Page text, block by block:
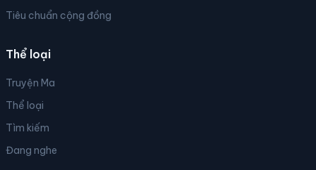
Tiêu chuẩn cộng đồng
Thể loại
Truyện Ma
Thể loại
Tìm kiếm
Đang nghe